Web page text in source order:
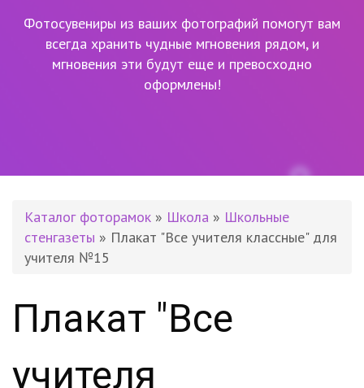
Фотосувениры из ваших фотографий помогут вам
всегда хранить чудные мгновения рядом, и
мгновения эти будут еще и превосходно
оформлены!
Каталог фоторамок » Школа » Школьные
стенгазеты » Плакат "Все учителя классные" для
учителя №15
Плакат "Все
учителя